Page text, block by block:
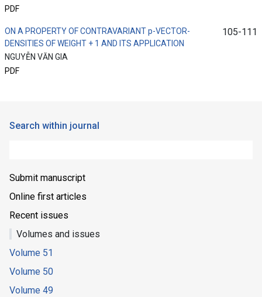
PDF
ON A PROPERTY OF CONTRAVARIANT p-VECTOR-
DENSITIES OF WEIGHT + 1 AND ITS APPLICATION
NGUYỄN VĂN GIA
PDF
105-111
Search within journal
Submit manuscript
Online first articles
Recent issues
Volumes and issues
Volume 51
Volume 50
Volume 49